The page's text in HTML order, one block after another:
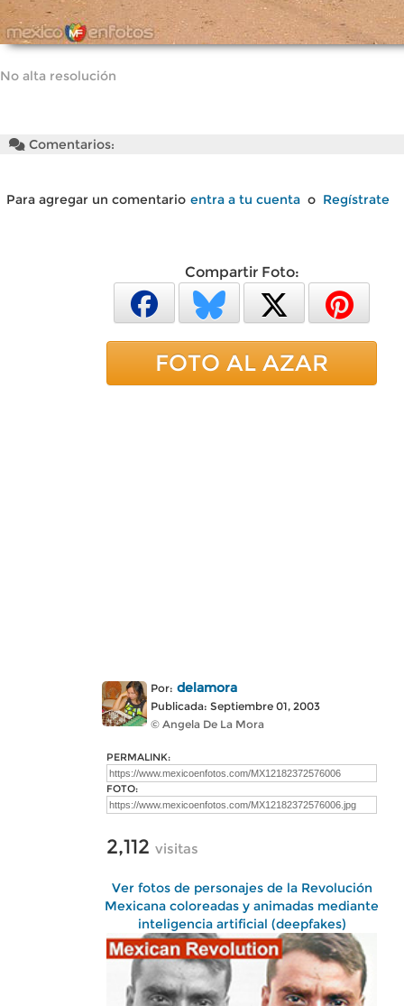
No alta resolución
Comentarios:
Para agregar un comentario entra a tu cuenta o Regístrate
Compartir Foto:
FOTO AL AZAR
Por: delamora
Publicada: Septiembre 01, 2003
© Angela De La Mora
PERMALINK:
FOTO:
2,112 visitas
Ver fotos de personajes de la Revolución
Mexicana coloreadas y animadas mediante
inteligencia artificial (deepfakes)